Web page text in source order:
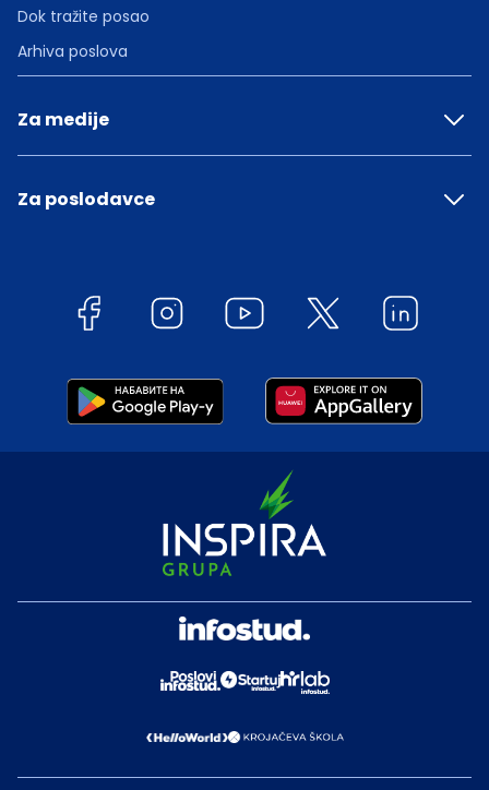
Dok tražite posao
Arhiva poslova
Za medije
Za poslodavce